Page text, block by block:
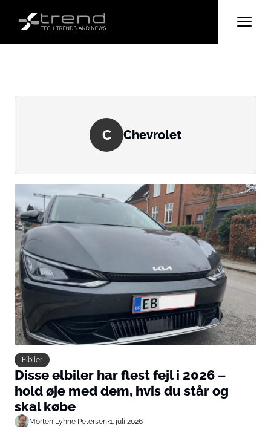
C Chevrolet
Elbiler
Disse elbiler har flest fejl i 2026 –
hold øje med dem, hvis du står og
skal købe
Morten Lyhne Petersen•1. juli 2026